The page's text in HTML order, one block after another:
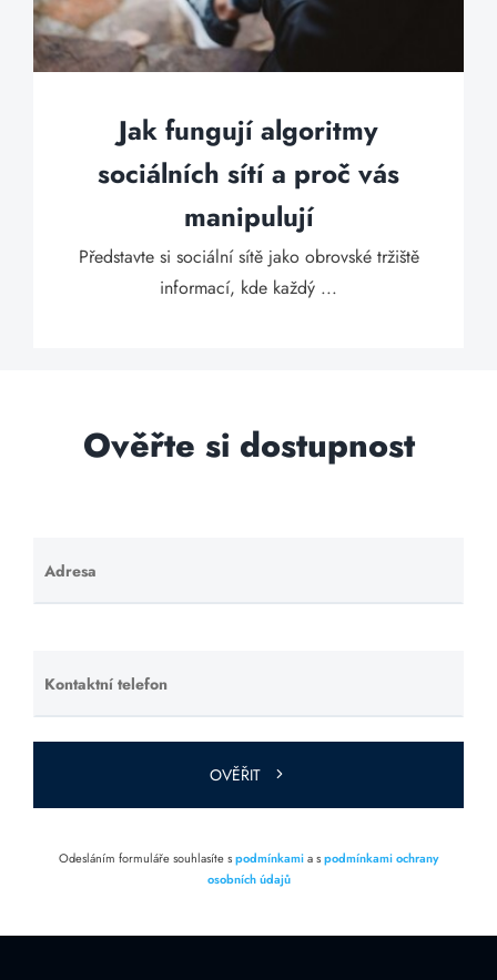
Jak fungují algoritmy
sociálních sítí a proč vás
manipulují
Představte si sociální sítě jako obrovské tržiště
informací, kde každý ...
Ověřte si dostupnost
Adresa
Ponechte
toto pole
Kontaktní telefon
Ponechte
toto pole
prázdné.
OVĚŘIT
Odesláním formuláře souhlasíte spodmínkamia spodmínkami ochrany
osobních údajů